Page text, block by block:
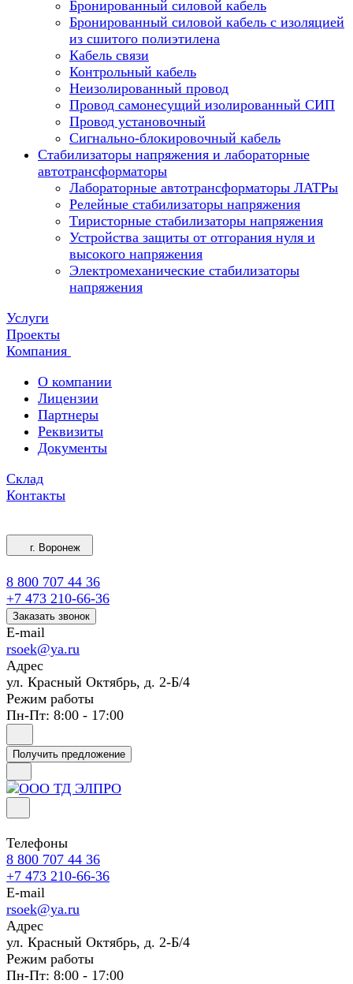
Бронированный силовой кабель
Бронированный силовой кабель с изоляцией
из сшитого полиэтилена
Кабель связи
Контрольный кабель
Неизолированный провод
Провод самонесущий изолированный СИП
Провод установочный
Сигнально-блокировочный кабель
Стабилизаторы напряжения и лабораторные
автотрансформаторы
Лабораторные автотрансформаторы ЛАТРы
Релейные стабилизаторы напряжения
Тиристорные стабилизаторы напряжения
Устройства защиты от отгорания нуля и
высокого напряжения
Электромеханические стабилизаторы
напряжения
Услуги
Проекты
Компания
О компании
Лицензии
Партнеры
Реквизиты
Документы
Склад
Контакты
г. Воронеж
8 800 707 44 36
+7 473 210-66-36
Заказать звонок
E-mail
rsoek@ya.ru
Адрес
ул. Красный Октябрь, д. 2-Б/4
Режим работы
Пн-Пт: 8:00 - 17:00
Получить предложение
Телефоны
8 800 707 44 36
+7 473 210-66-36
E-mail
rsoek@ya.ru
Адрес
ул. Красный Октябрь, д. 2-Б/4
Режим работы
Пн-Пт: 8:00 - 17:00